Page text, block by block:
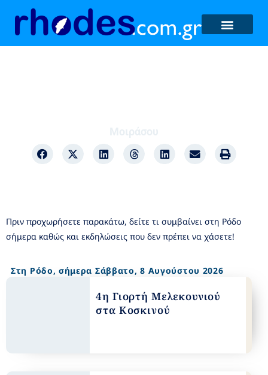
Πριν προχωρήσετε παρακάτω, δείτε τι συμβαίνει στη Ρόδο
σήμερα καθώς και εκδηλώσεις που δεν πρέπει να χάσετε!
Στη Ρόδο, σήμερα Σάββατο, 8 Αυγούστου 2026​​
4η Γιορτή Μελεκουνιού
στα Κοσκινού